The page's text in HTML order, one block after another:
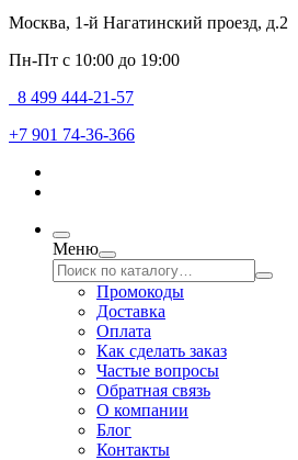
Москва, 1-й Нагатинский проезд, д.2
Пн-Пт с 10:00 до 19:00
8 499 444-21-57
+7 901 74-36-366
Меню
Промокоды
Доставка
Оплата
Как сделать заказ
Частые вопросы
Обратная связь
О компании
Блог
Контакты